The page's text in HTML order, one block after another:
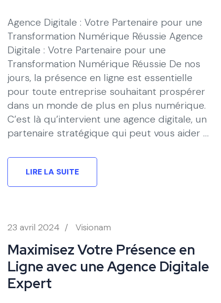
Agence Digitale : Votre Partenaire pour une
Transformation Numérique Réussie Agence
Digitale : Votre Partenaire pour une
Transformation Numérique Réussie De nos
jours, la présence en ligne est essentielle
pour toute entreprise souhaitant prospérer
dans un monde de plus en plus numérique.
C’est là qu’intervient une agence digitale, un
partenaire stratégique qui peut vous aider …
LIRE LA SUITE
23 avril 2024 / Visionam
Maximisez Votre Présence en
Ligne avec une Agence Digitale
Expert